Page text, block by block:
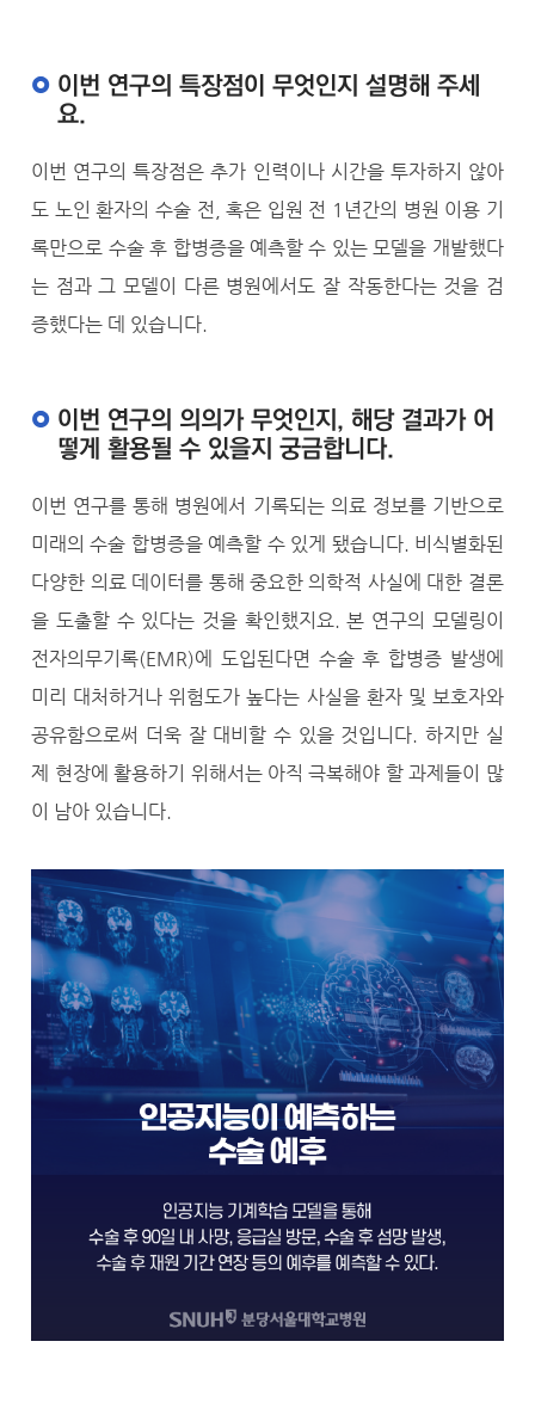
이번 연구의 특장점이 무엇인지 설명해 주세
요.
이번 연구의 특장점은 추가 인력이나 시간을 투자하지 않아
도 노인 환자의 수술 전, 혹은 입원 전 1년간의 병원 이용 기
록만으로 수술 후 합병증을 예측할 수 있는 모델을 개발했다
는 점과 그 모델이 다른 병원에서도 잘 작동한다는 것을 검
증했다는 데 있습니다.
이번 연구의 의의가 무엇인지, 해당 결과가 어
떻게 활용될 수 있을지 궁금합니다.
이번 연구를 통해 병원에서 기록되는 의료 정보를 기반으로
미래의 수술 합병증을 예측할 수 있게 됐습니다. 비식별화된
다양한 의료 데이터를 통해 중요한 의학적 사실에 대한 결론
을 도출할 수 있다는 것을 확인했지요. 본 연구의 모델링이
전자의무기록(EMR)에 도입된다면 수술 후 합병증 발생에
미리 대처하거나 위험도가 높다는 사실을 환자 및 보호자와
공유함으로써 더욱 잘 대비할 수 있을 것입니다. 하지만 실
제 현장에 활용하기 위해서는 아직 극복해야 할 과제들이 많
이 남아 있습니다.